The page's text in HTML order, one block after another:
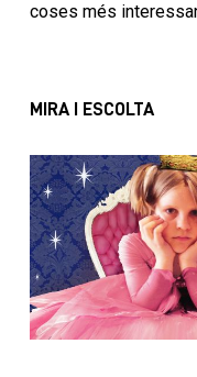
coses més
MIRA I ESCOLTA